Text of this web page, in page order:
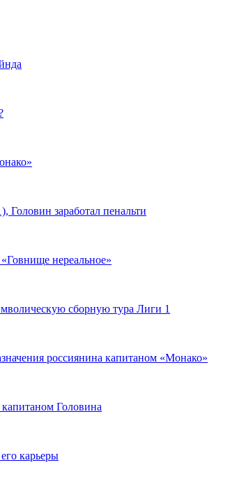
заработал пенальти
нереальное»
сборную тура Лиги 1
россиянина капитаном «Монако»
Головина
карьеры